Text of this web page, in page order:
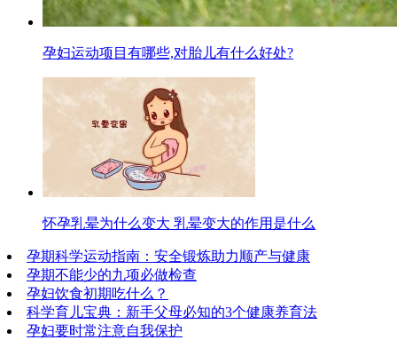
孕妇运动项目有哪些,对胎儿有什么好处?
怀孕乳晕为什么变大 乳晕变大的作用是什么
孕期科学运动指南：安全锻炼助力顺产与健康
孕期不能少的九项必做检查
孕妇饮食初期吃什么？
科学育儿宝典：新手父母必知的3个健康养育法
孕妇要时常注意自我保护